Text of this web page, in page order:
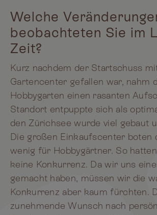
Welche
beobachteten Sie im
Zeit?
Kurz nachdem der Startschuss
Gartencenter gefallen war, nahm
Hobbygarten einen rasanten
Standort entpuppte sich als
den Zürichsee wurde viel gebaut
Die großen Einkaufscenter boten
wenig für Hobbygärtner. So
keine Konkurrenz. Da wir uns
gemacht haben, müssen wir die
Konkurrenz aber kaum fürchten.
zunehmende Wunsch nach